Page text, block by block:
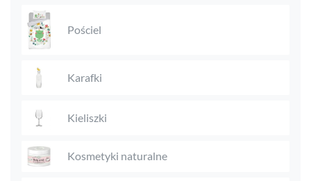
Pościel
Karafki
Kieliszki
Kosmetyki naturalne